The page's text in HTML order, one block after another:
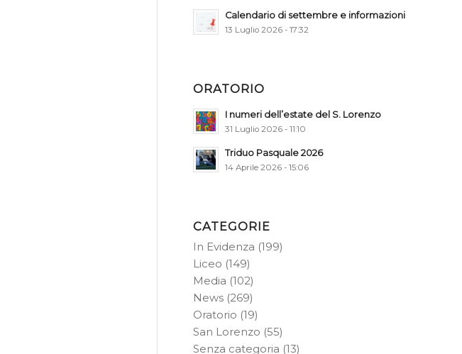
Calendario di settembre e informazioni
13 Luglio 2026 - 17:32
ORATORIO
I numeri dell’estate del S. Lorenzo
31 Luglio 2026 - 11:10
Triduo Pasquale 2026
14 Aprile 2026 - 15:06
CATEGORIE
In Evidenza (199)
Liceo (149)
Media (102)
News (269)
Oratorio (19)
San Lorenzo (55)
Senza categoria (13)